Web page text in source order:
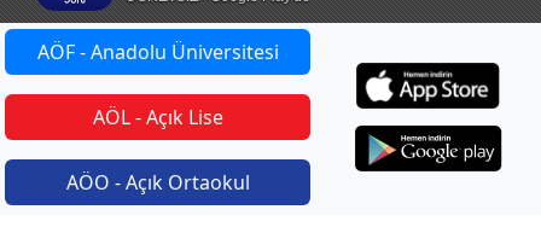
AÖF - Anadolu Üniversitesi
AÖL - Açık Lise
AÖO - Açık Ortaokul